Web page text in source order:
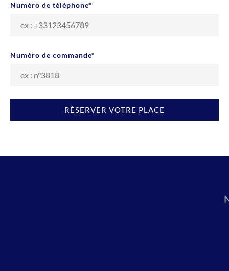
Numéro de téléphone*
Numéro de commande*
RÉSERVER VOTRE PLACE